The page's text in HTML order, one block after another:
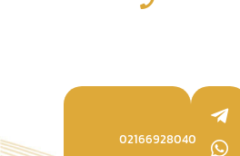
02166928040